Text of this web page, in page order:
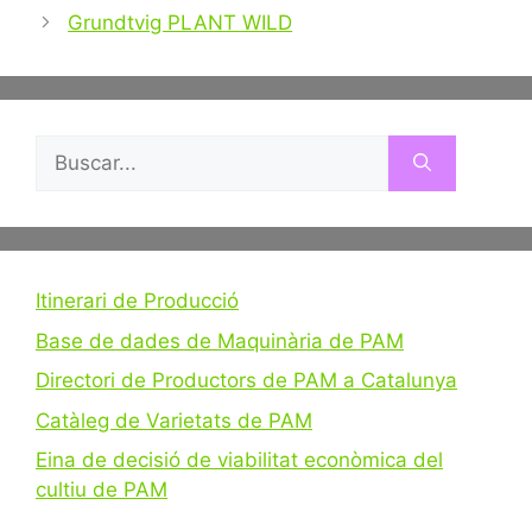
Grundtvig PLANT WILD
Buscar:
Itinerari de Producció
Base de dades de Maquinària de PAM
Directori de Productors de PAM a Catalunya
Catàleg de Varietats de PAM
Eina de decisió de viabilitat econòmica del
cultiu de PAM